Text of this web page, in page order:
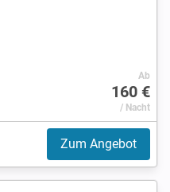
Ab
160 €
/ Nacht
Zum Angebot